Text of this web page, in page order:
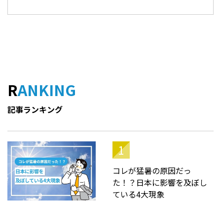
RANKING
記事ランキング
コレが猛暑の原因だっ
た！？日本に影響を及ぼし
ている4大現象